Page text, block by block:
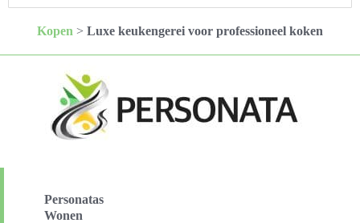
Kopen > Luxe keukengerei voor professioneel koken
Personatas
Wonen